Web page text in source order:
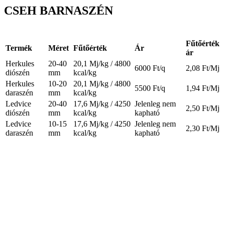
CSEH BARNASZÉN
Termék Méret Fűtőérték Ár
Fűtőérték
ár
Herkules
diószén
20-40
mm
20,1 Mj/kg / 4800
kcal/kg
6000 Ft/q
2,08 Ft/Mj
Herkules
daraszén
10-20
mm
20,1 Mj/kg / 4800
kcal/kg
5500 Ft/q
1,94 Ft/Mj
Ledvice
diószén
20-40
mm
17,6 Mj/kg / 4250
kcal/kg
Jelenleg nem
kapható
2,50 Ft/Mj
Ledvice
daraszén
10-15
mm
17,6 Mj/kg / 4250
kcal/kg
Jelenleg nem
kapható
2,30 Ft/Mj